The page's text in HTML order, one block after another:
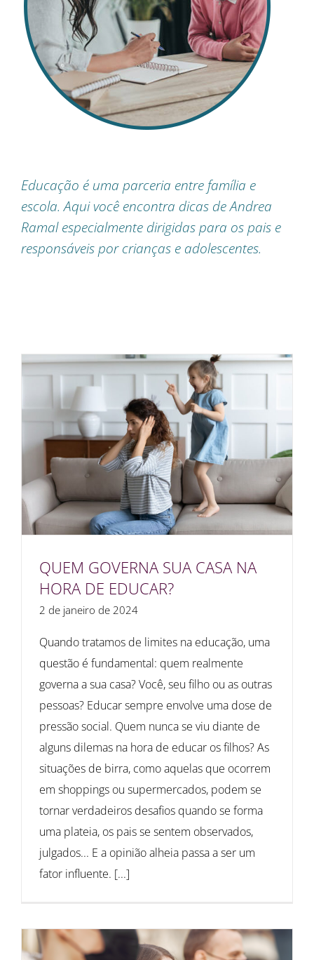
Educação é uma parceria entre família e
escola. Aqui você encontra dicas de Andrea
Ramal especialmente dirigidas para os pais e
responsáveis por crianças e adolescentes.
QUEM GOVERNA SUA CASA NA
HORA DE EDUCAR?
2 de janeiro de 2024
Quando tratamos de limites na educação, uma
questão é fundamental: quem realmente
governa a sua casa? Você, seu filho ou as outras
pessoas? Educar sempre envolve uma dose de
pressão social. Quem nunca se viu diante de
alguns dilemas na hora de educar os filhos? As
situações de birra, como aquelas que ocorrem
em shoppings ou supermercados, podem se
tornar verdadeiros desafios quando se forma
uma plateia, os pais se sentem observados,
julgados... E a opinião alheia passa a ser um
fator influente. [...]